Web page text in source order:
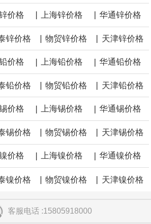
时投资者正等待美国非农就业数据，以寻找美国利率前
StoneX高级分析师马特·辛普森表示，中东和平前景改善
仁工厂将生产高带宽内存（HBM）及其他下一代动态随
器（DRAM）。
价格 上海锌价格 华通锌价格
锌价格 | 物贸锌价格 | 天津锌价格
价格 | 上海铅价格 | 华通铅价格
铅价格 物贸铅价格 天津铅价格
价格 | 上海锡价格 | 华通锡价格
锡价格 物贸锡价格 天津锡价格
价格 | 上海镍价格 | 华通镍价格
镍价格 | 物贸镍价格 | 天津镍价格
客服电话 :15805918000